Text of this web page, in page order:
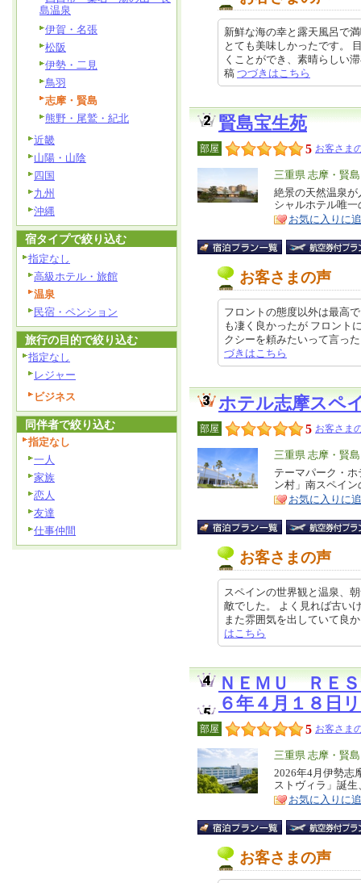
新鮮な海の幸と露天風呂で
とても美味しかったです。
くことができ、素晴らしい
稿 つづきはこちら
賢島宝生苑
部屋 5 お客さま
エ
リ
ア
三重県 志摩・賢島
特
徴
絶景の天然温泉
シャルホテル唯
お気に入りに
お客さまの声
フロントの態度以外は最高
も凄く良かったが フロント
クシーを頼みたいって言っ
づきはこちら
ホテル志摩スペ
部屋 5 お客さま
エ
リ
ア
三重県 志摩・賢島
特
徴
テーマパーク・
ン村」南スペイ
お気に入りに
お客さまの声
スペインの世界観と温泉、
敵でした。 よく見れば古い
また雰囲気を出していて良
はこちら
ＮＥＭＵ ＲＥＳ
６年４月１８日
部屋 5 お客さま
エ
リ
ア
三重県 志摩・賢島
特
徴
2026年4月伊勢志
ストヴィラ」誕
お気に入りに
お客さまの声
島温泉
伊賀・名張
松阪
伊勢・二見
鳥羽
志摩・賢島
熊野・尾鷲・紀北
近畿
山陽・山陰
四国
九州
沖縄
宿タイプで絞り込む
指定なし
高級ホテル・旅館
温泉
民宿・ペンション
旅行の目的で絞り込む
指定なし
レジャー
ビジネス
同伴者で絞り込む
指定なし
一人
家族
恋人
友達
仕事仲間